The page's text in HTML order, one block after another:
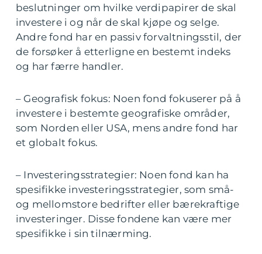
beslutninger om hvilke verdipapirer de skal
investere i og når de skal kjøpe og selge.
Andre fond har en passiv forvaltningsstil, der
de forsøker å etterligne en bestemt indeks
og har færre handler.
– Geografisk fokus: Noen fond fokuserer på å
investere i bestemte geografiske områder,
som Norden eller USA, mens andre fond har
et globalt fokus.
– Investeringsstrategier: Noen fond kan ha
spesifikke investeringsstrategier, som små-
og mellomstore bedrifter eller bærekraftige
investeringer. Disse fondene kan være mer
spesifikke i sin tilnærming.